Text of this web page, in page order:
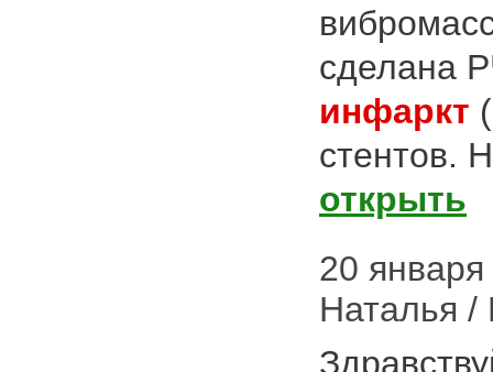
сделана
инфаркт
стентов.
открыть
20 января
Наталья /